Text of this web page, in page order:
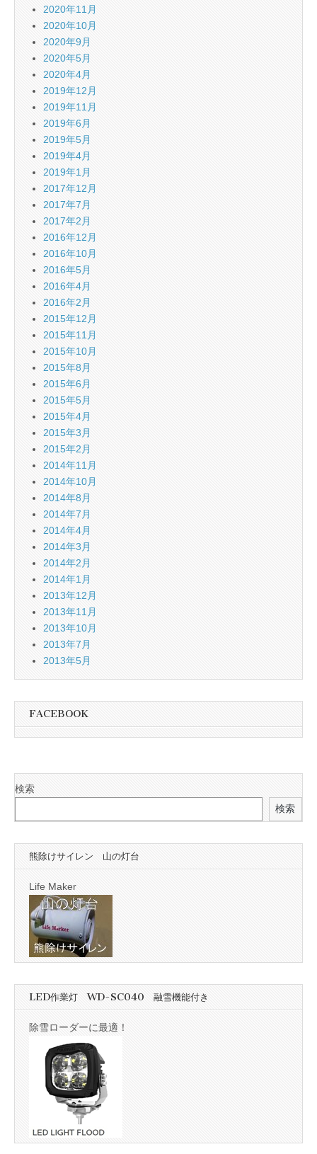
2020年11月
2020年10月
2020年9月
2020年5月
2020年4月
2019年12月
2019年11月
2019年6月
2019年5月
2019年4月
2019年1月
2017年12月
2017年7月
2017年2月
2016年12月
2016年10月
2016年5月
2016年4月
2016年2月
2015年12月
2015年11月
2015年10月
2015年8月
2015年6月
2015年5月
2015年4月
2015年3月
2015年2月
2014年11月
2014年10月
2014年8月
2014年7月
2014年4月
2014年3月
2014年2月
2014年1月
2013年12月
2013年11月
2013年10月
2013年7月
2013年5月
FACEBOOK
検索
検索
熊除けサイレン 山の灯台
Life Maker
LED作業灯 WD-SC040 融雪機能付き
除雪ローダーに最適！